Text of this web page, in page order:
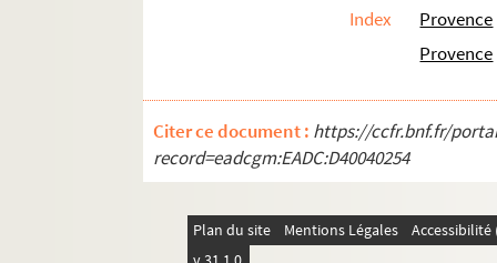
Ms 1342 (1207). Fragment d'un dictionnaire
Ms 1343 (1208). Kitâbou moudjîbi nnidâi îla
Ms 1344 (1209). Recueil de manuscrits en
Ms 1345 (1210). Alfathou lmoubînou licharhi
Ms 1346 (1211). Recueil de manuscrits en
Index
Provence
Provence
Citer ce document : https://ccfr.bnf.fr/
record=eadcgm:EADC:D40040254
Plan du site Mentions Légales